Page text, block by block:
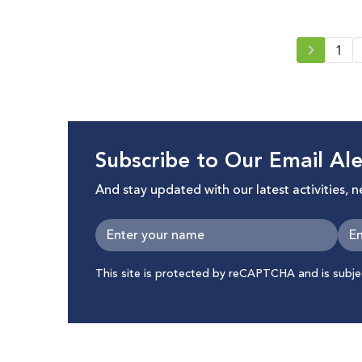
1
Subscribe to Our Email
And stay updated with our latest activities,
This site is protected by reCAPTCHA and is